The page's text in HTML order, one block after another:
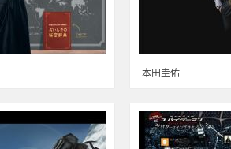
本田圭佑